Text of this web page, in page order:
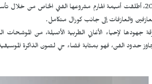
في عام 2018، أطلقت أميمة الهارم مشروعها الفني الخاص
والعازفات إلى جانب كورال متكامل.
جهودها لإحياء الأغاني الطربية الأصيلة، من الموشحات
حدود الفن، فهو بمثابة فضاء حي لصون الذاكرة